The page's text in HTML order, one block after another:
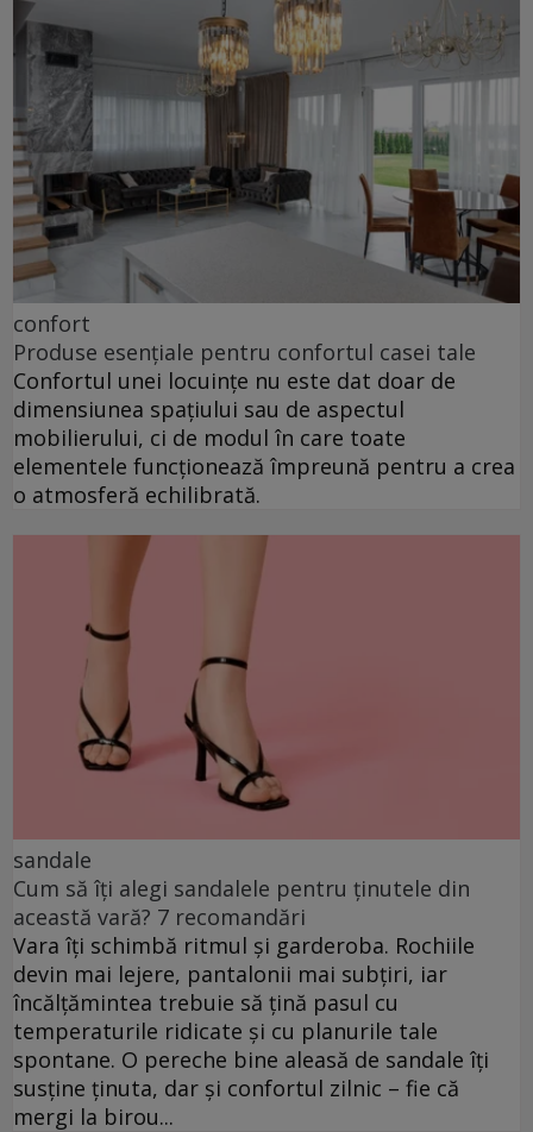
confort
Produse esențiale pentru confortul casei tale
Confortul unei locuințe nu este dat doar de
dimensiunea spațiului sau de aspectul
mobilierului, ci de modul în care toate
elementele funcționează împreună pentru a crea
o atmosferă echilibrată.
sandale
Cum să îți alegi sandalele pentru ținutele din
această vară? 7 recomandări
Vara îți schimbă ritmul și garderoba. Rochiile
devin mai lejere, pantalonii mai subțiri, iar
încălțămintea trebuie să țină pasul cu
temperaturile ridicate și cu planurile tale
spontane. O pereche bine aleasă de sandale îți
susține ținuta, dar și confortul zilnic – fie că
mergi la birou...